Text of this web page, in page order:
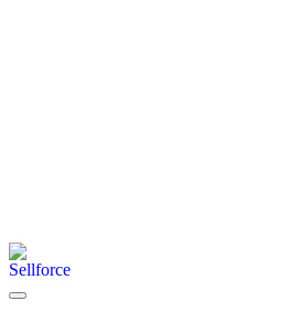
Menu
Sellforce
Close